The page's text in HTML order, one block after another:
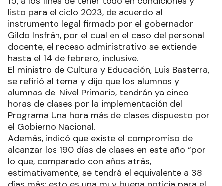
listo para el ciclo 2023, de acuerdo al
instrumento legal firmado por el gobernador
Gildo Insfrán, por el cual en el caso del personal
docente, el receso administrativo se extiende
hasta el 14 de febrero, inclusive.
El ministro de Cultura y Educación, Luis Basterra,
se refirió al tema y dijo que los alumnos y
alumnas del Nivel Primario, tendrán ya cinco
horas de clases por la implementación del
Programa Una hora más de clases dispuesto por
el Gobierno Nacional.
Además, indicó que existe el compromiso de
alcanzar los 190 días de clases en este año “por
lo que, comparado con años atrás,
estimativamente, se tendrá el equivalente a 38